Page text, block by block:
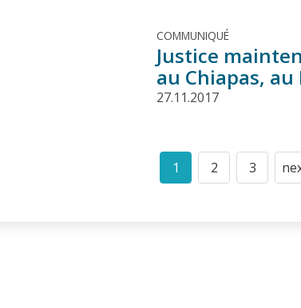
COMMUNIQUÉ
Justice
au Chiapas,
27.11.2017
Pagination
Current
1
Page
2
Page
3